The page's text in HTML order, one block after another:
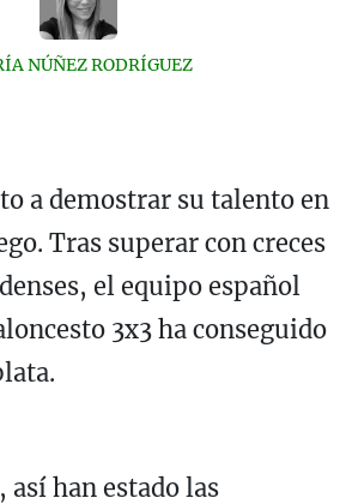
NÚÑEZ RODRÍGUEZ
a demostrar su talento en
Tras superar con creces
el equipo español
3x3 ha conseguido
así han estado las